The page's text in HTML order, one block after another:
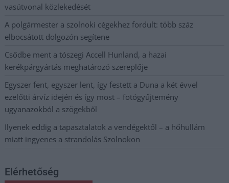
vasútvonal közlekedését
A polgármester a szolnoki cégekhez fordult: több száz
elbocsátott dolgozón segítene
Csődbe ment a tószegi Accell Hunland, a hazai
kerékpárgyártás meghatározó szereplője
Egyszer fent, egyszer lent, így festett a Duna a két évvel
ezelőtti árvíz idején és így most – fotógyűjtemény
ugyanazokból a szögekből
Ilyenek eddig a tapasztalatok a vendégektől – a hőhullám
miatt ingyenes a strandolás Szolnokon
Elérhetőség